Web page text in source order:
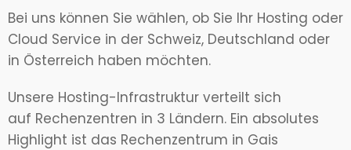
Bei uns können Sie wählen, ob Sie Ihr Hosting oder
Cloud Service in der Schweiz, Deutschland oder
in Österreich haben möchten.
Unsere Hosting-Infrastruktur verteilt sich
auf Rechenzentren in 3 Ländern. Ein absolutes
Highlight ist das Rechenzentrum in Gais